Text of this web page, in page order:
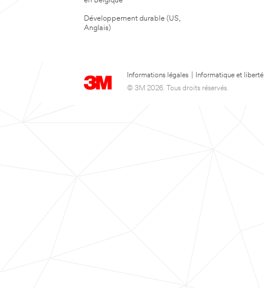
Développement durable (US,
Anglais)
Informations légales Informatique et liberté
© 3M 2026. Tous droits réservés.